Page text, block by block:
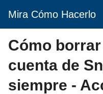
Mira Cómo Hacerlo
Cómo
cuenta de
siempre -